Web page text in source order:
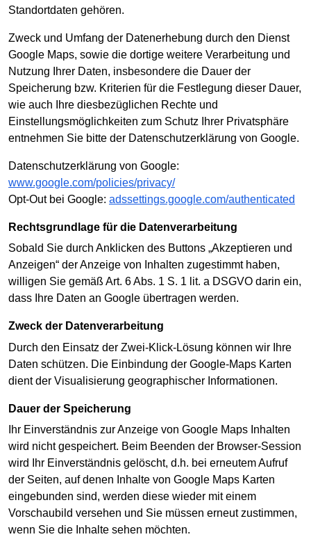
Standortdaten gehören.
Zweck und Umfang der Datenerhebung durch den Dienst
Google Maps, sowie die dortige weitere Verarbeitung und
Nutzung Ihrer Daten, insbesondere die Dauer der
Speicherung bzw. Kriterien für die Festlegung dieser Dauer,
wie auch Ihre diesbezüglichen Rechte und
Einstellungsmöglichkeiten zum Schutz Ihrer Privatsphäre
entnehmen Sie bitte der Datenschutzerklärung von Google.
Datenschutzerklärung von Google:
www.google.com/policies/privacy/
Opt-Out bei Google: adssettings.google.com/authenticated
Rechtsgrundlage für die Datenverarbeitung
Sobald Sie durch Anklicken des Buttons „Akzeptieren und
Anzeigen“ der Anzeige von Inhalten zugestimmt haben,
willigen Sie gemäß Art. 6 Abs. 1 S. 1 lit. a DSGVO darin ein,
dass Ihre Daten an Google übertragen werden.
Zweck der Datenverarbeitung
Durch den Einsatz der Zwei-Klick-Lösung können wir Ihre
Daten schützen. Die Einbindung der Google-Maps Karten
dient der Visualisierung geographischer Informationen.
Dauer der Speicherung
Ihr Einverständnis zur Anzeige von Google Maps Inhalten
wird nicht gespeichert. Beim Beenden der Browser-Session
wird Ihr Einverständnis gelöscht, d.h. bei erneutem Aufruf
der Seiten, auf denen Inhalte von Google Maps Karten
eingebunden sind, werden diese wieder mit einem
Vorschaubild versehen und Sie müssen erneut zustimmen,
wenn Sie die Inhalte sehen möchten.